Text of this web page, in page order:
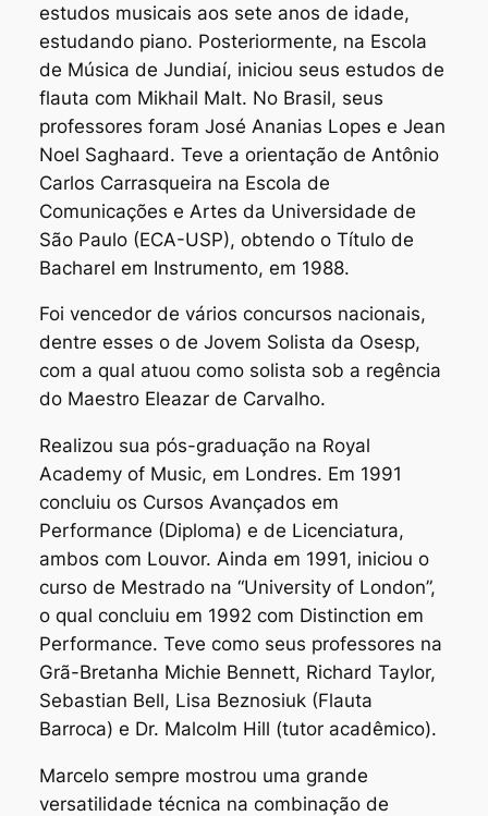
estudos musicais aos sete anos de idade,
estudando piano. Posteriormente, na Escola
de Música de Jundiaí, iniciou seus estudos de
flauta com Mikhail Malt. No Brasil, seus
professores foram José Ananias Lopes e Jean
Noel Saghaard. Teve a orientação de Antônio
Carlos Carrasqueira na Escola de
Comunicações e Artes da Universidade de
São Paulo (ECA-USP), obtendo o Título de
Bacharel em Instrumento, em 1988.
Foi vencedor de vários concursos nacionais,
dentre esses o de Jovem Solista da Osesp,
com a qual atuou como solista sob a regência
do Maestro Eleazar de Carvalho.
Realizou sua pós-graduação na Royal
Academy of Music, em Londres. Em 1991
concluiu os Cursos Avançados em
Performance (Diploma) e de Licenciatura,
ambos com Louvor. Ainda em 1991, iniciou o
curso de Mestrado na “University of London”,
o qual concluiu em 1992 com Distinction em
Performance. Teve como seus professores na
Grã-Bretanha Michie Bennett, Richard Taylor,
Sebastian Bell, Lisa Beznosiuk (Flauta
Barroca) e Dr. Malcolm Hill (tutor acadêmico).
Marcelo sempre mostrou uma grande
versatilidade técnica na combinação de